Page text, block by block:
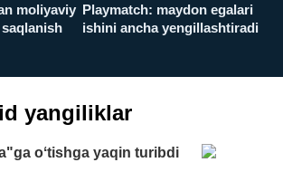
moliyaviy
Playmatch: maydon egalari
ishini ancha yengillashtiradi
yangiliklar
oʻtishga yaqin turibdi